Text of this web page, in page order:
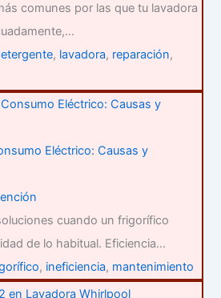
comunes por las que tu lavadora
, lavadora, reparación,
Eléctrico: Causas y
cuando un frigorífico
de lo habitual. Eficiencia…
, ineficiencia, mantenimiento